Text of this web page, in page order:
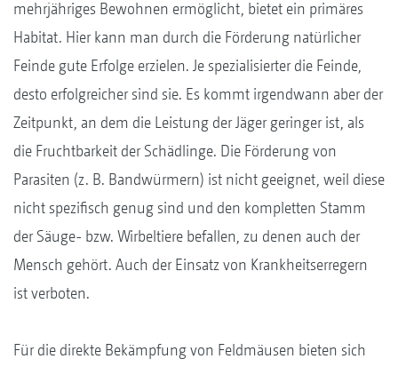
mehrjähriges Bewohnen ermöglicht, bietet ein primäres
Habitat. Hier kann man durch die Förderung natürlicher
Feinde gute Erfolge erzielen. Je spezialisierter die Feinde,
desto erfolgreicher sind sie. Es kommt irgendwann aber der
Zeitpunkt, an dem die Leistung der Jäger geringer ist, als
die Fruchtbarkeit der Schädlinge. Die Förderung von
Parasiten (z. B. Bandwürmern) ist nicht geeignet, weil diese
nicht spezifisch genug sind und den kompletten Stamm
der Säuge- bzw. Wirbeltiere befallen, zu denen auch der
Mensch gehört. Auch der Einsatz von Krankheitserregern
ist verboten.
Für die direkte Bekämpfung von Feldmäusen bieten sich